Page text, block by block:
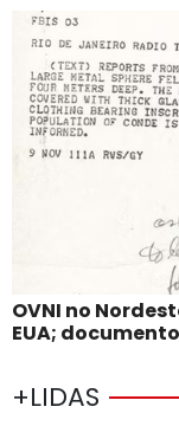
OVNI no
EUA;
+LIDAS